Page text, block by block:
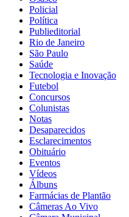
Policial
Política
Publieditorial
Rio de Janeiro
São Paulo
Saúde
Tecnologia e Inovação
Futebol
Concursos
Colunistas
Notas
Desaparecidos
Esclarecimentos
Obituário
Eventos
Vídeos
Álbuns
Farmácias de Plantão
Câmeras Ao Vivo